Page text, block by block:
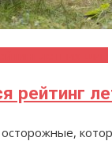
рейтинг